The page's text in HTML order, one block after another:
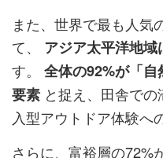
また、世界で最も人気
て、 アジア太平洋地
す。 全体の92%が「
要素 と捉え、田舎で
入型アウトドア体験へ
さらに、富裕層の72%